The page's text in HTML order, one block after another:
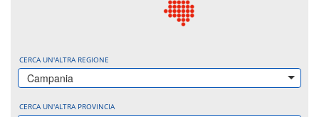
CERCA UN'ALTRA REGIONE
Campania
CERCA UN'ALTRA PROVINCIA